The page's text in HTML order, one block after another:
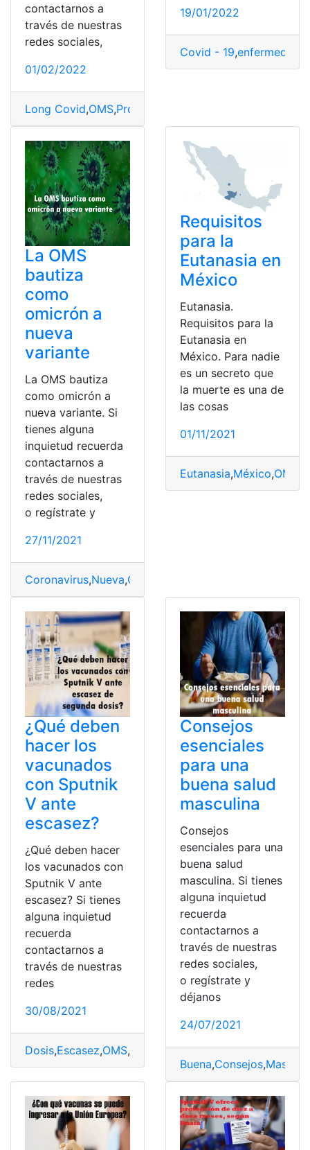
contactarnos a
través de nuestras
redes sociales,
01/02/2022
Long Covid,OMS,Problemas
19/01/2022
Covid - 19,enfermedad
La OMS
bautiza
como
omicrón a
nueva
variante
La OMS bautiza
como omicrón a
nueva variante. Si
tienes alguna
inquietud recuerda
contactarnos a
través de nuestras
redes sociales,
o regístrate y
27/11/2021
Coronavirus,Nueva,Omicrón
Requisitos
para la
Eutanasia en
México
Eutanasia.
Requisitos para la
Eutanasia en
México. Para nadie
es un secreto que
la muerte es una de
las cosas
01/11/2021
Eutanasia,México,OMS
¿Qué deben
hacer los
vacunados
con Sputnik
V ante
escasez?
¿Qué deben hacer
los vacunados con
Sputnik V ante
escasez? Si tienes
alguna inquietud
recuerda
contactarnos a
través de nuestras
redes
30/08/2021
Dosis,Escasez,OMS, Sputnik V,Vacunados
Consejos
esenciales
para una
buena salud
masculina
Consejos
esenciales para una
buena salud
masculina. Si tienes
alguna inquietud
recuerda
contactarnos a
través de nuestras
redes sociales,
o regístrate y
déjanos
24/07/2021
Buena,Consejos,